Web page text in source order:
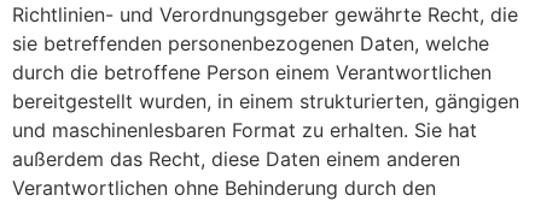
Richtlinien- und Verordnungsgeber gewährte Recht, die
sie betreffenden personenbezogenen Daten, welche
durch die betroffene Person einem Verantwortlichen
bereitgestellt wurden, in einem strukturierten, gängigen
und maschinenlesbaren Format zu erhalten. Sie hat
außerdem das Recht, diese Daten einem anderen
Verantwortlichen ohne Behinderung durch den